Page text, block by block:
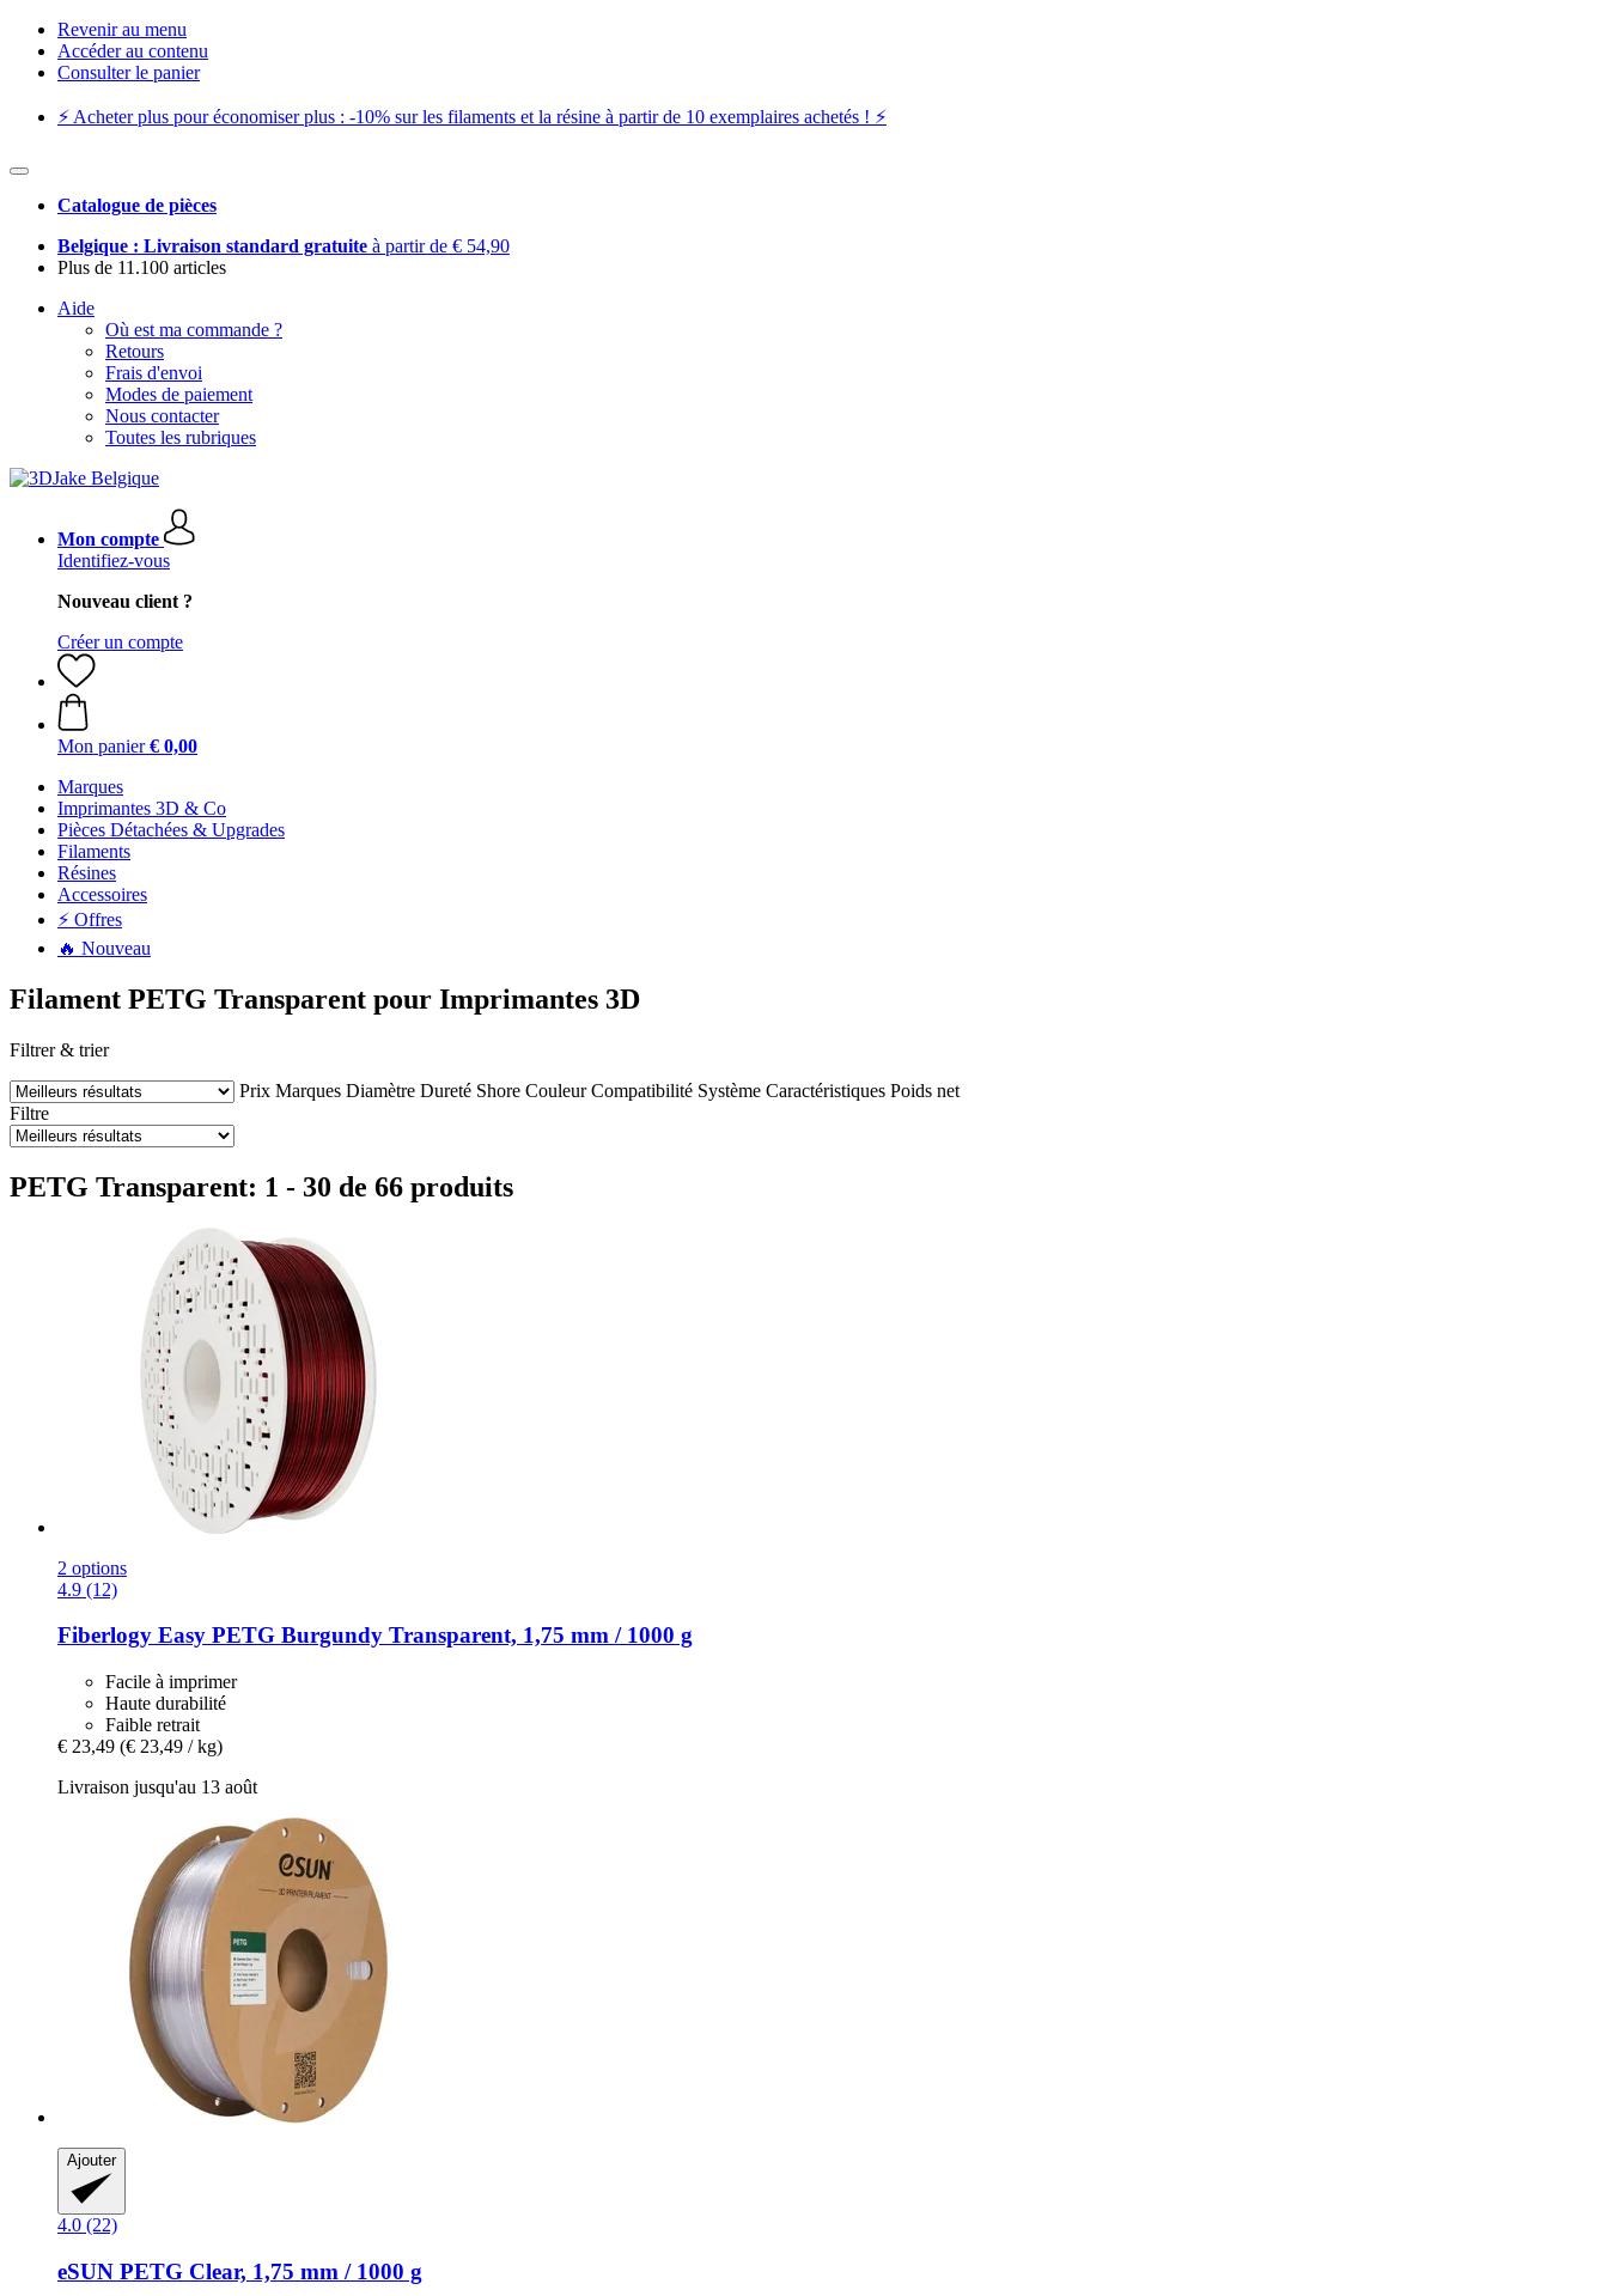
Revenir au menu
Accéder au contenu
Consulter le panier
⚡️ Acheter plus pour économiser plus : -10% sur les filaments et la résine à partir de 10 exemplaires achetés ! ⚡️
Catalogue de pièces
Belgique : Livraison standard gratuite à partir de € 54,90
Plus de 11.100 articles
Aide
Où est ma commande ?
Retours
Frais d'envoi
Modes de paiement
Nous contacter
Toutes les rubriques
Mon compte
Identifiez-vous
Nouveau client ?
Créer un compte
Mon panier € 0,00
Marques
Imprimantes 3D & Co
Pièces Détachées & Upgrades
Filaments
Résines
Accessoires
⚡ Offres
🔥 Nouveau
Filament PETG Transparent pour Imprimantes 3D
Filtrer & trier
Prix Marques Diamètre Dureté Shore CouleurCompatibilité Système Caractéristiques Poids net
Filtre
PETG Transparent: 1 - 30 de 66 produits
2 options
4.9 (12)
Fiberlogy Easy PETG Burgundy Transparent, 1,75 mm / 1000 g
Facile à imprimer
Haute durabilité
Faible retrait
€ 23,49 (€ 23,49 / kg)
Livraison jusqu'au 13 août
Ajouter
4.0 (22)
eSUN PETG Clear, 1,75 mm / 1000 g